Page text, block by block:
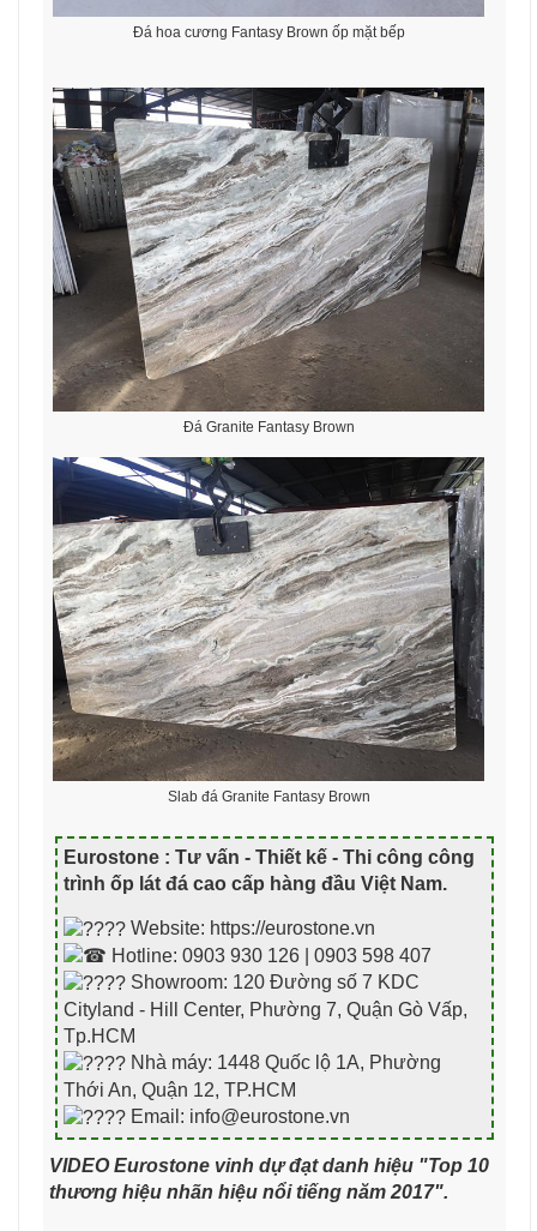
Đá hoa cương Fantasy Brown ốp mặt bếp
Đá Granite Fantasy Brown
Slab đá Granite Fantasy Brown
Eurostone : Tư vấn - Thiết kế - Thi công công
trình ốp lát đá cao cấp hàng đầu Việt Nam.
Website: https://eurostone.vn
Hotline: 0903 930 126 | 0903 598 407
Showroom: 120 Đường số 7 KDC
Cityland - Hill Center, Phường 7, Quận Gò Vấp,
Tp.HCM
Nhà máy: 1448 Quốc lộ 1A, Phường
Thới An, Quận 12, TP.HCM
Email: info@eurostone.vn
VIDEO Eurostone vinh dự đạt danh hiệu "Top 10
thương hiệu nhãn hiệu nổi tiếng năm 2017".